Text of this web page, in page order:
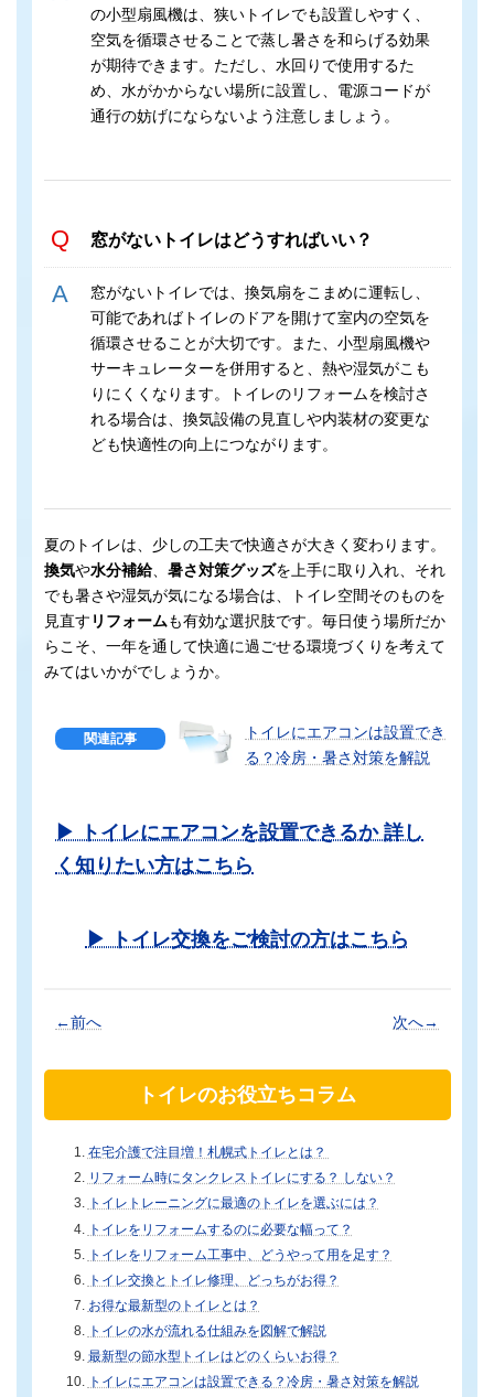
の小型扇風機は、狭いトイレでも設置しやすく、
空気を循環させることで蒸し暑さを和らげる効果
が期待できます。ただし、水回りで使用するた
め、水がかからない場所に設置し、電源コードが
通行の妨げにならないよう注意しましょう。
窓がないトイレはどうすればいい？
窓がないトイレでは、換気扇をこまめに運転し、
可能であればトイレのドアを開けて室内の空気を
循環させることが大切です。また、小型扇風機や
サーキュレーターを併用すると、熱や湿気がこも
りにくくなります。トイレのリフォームを検討さ
れる場合は、換気設備の見直しや内装材の変更な
ども快適性の向上につながります。
夏のトイレは、少しの工夫で快適さが大きく変わります。
換気や水分補給、 暑さ対策グッズを上手に取り入れ、それ
でも暑さや湿気が気になる場合は、トイレ空間そのものを
見直す リフォームも有効な選択肢です。毎日使う場所だか
らこそ、一年を通して快適に過ごせる環境づくりを考えて
みてはいかがでしょうか。
関連記事
トイレにエアコンは設置でき
る？冷房・暑さ対策を解説
▶ トイレにエアコンを設置できるか 詳し
く知りたい方はこちら
▶ トイレ交換をご検討の方はこちら
←前へ 次へ→
トイレのお役立ちコラム
在宅介護で注目増！札幌式トイレとは？
リフォーム時にタンクレストイレにする？ しない？
トイレトレーニングに最適のトイレを選ぶには？
トイレをリフォームするのに必要な幅って？
トイレをリフォーム工事中、どうやって用を足す？
トイレ交換とトイレ修理、どっちがお得？
お得な最新型のトイレとは？
トイレの水が流れる仕組みを図解で解説
最新型の節水型トイレはどのくらいお得？
トイレにエアコンは設置できる？冷房・暑さ対策を解説